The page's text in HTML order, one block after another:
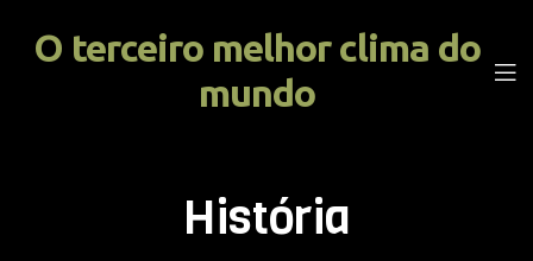
O terceiro melhor clima do
mundo
História